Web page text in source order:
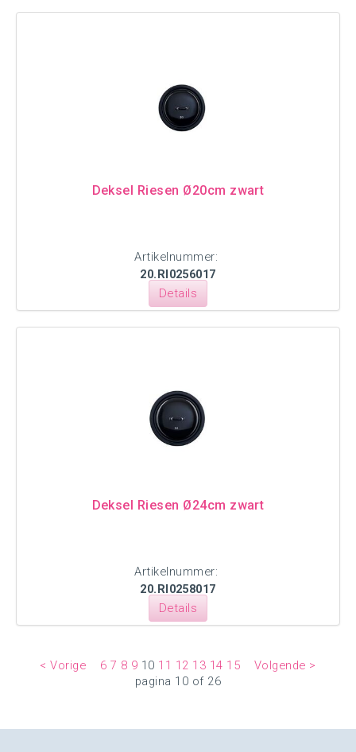
Deksel Riesen Ø20cm zwart
Artikelnummer:
20.RI0256017
Details
Deksel Riesen Ø24cm zwart
Artikelnummer:
20.RI0258017
Details
< Vorige 6 7 8 9 10 11 12 13 14 15
Volgende >
pagina 10 of 26